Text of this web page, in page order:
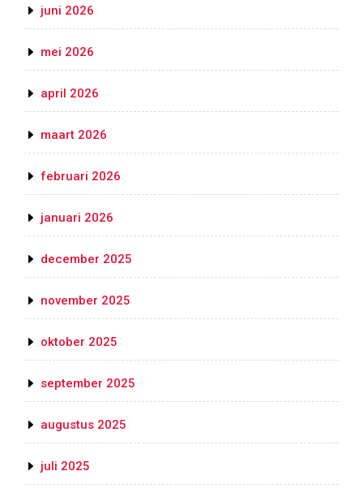
juni 2026
mei 2026
april 2026
maart 2026
februari 2026
januari 2026
december 2025
november 2025
oktober 2025
september 2025
augustus 2025
juli 2025